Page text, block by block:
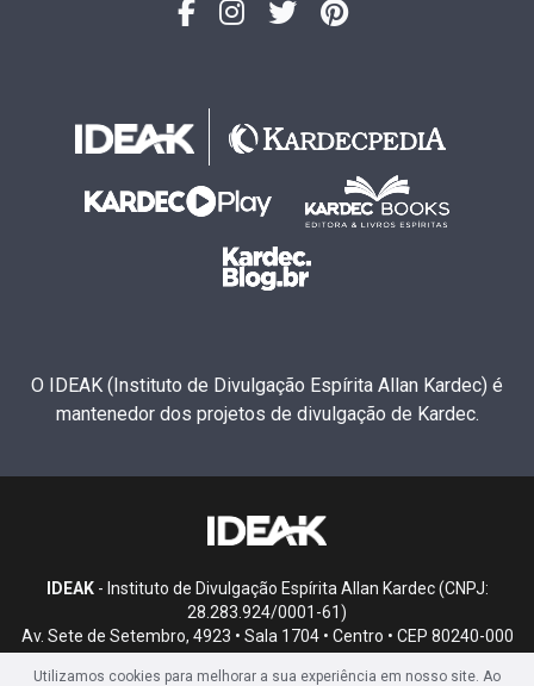
O IDEAK (Instituto de Divulgação Espírita Allan Kardec) é
mantenedor dos projetos de divulgação de Kardec.
IDEAK- Instituto de Divulgação Espírita Allan Kardec (CNPJ:
28.283.924/0001-61)
Av. Sete de Setembro, 4923 • Sala 1704 • Centro • CEP 80240-000
Utilizamos cookies para melhorar a sua experiência em nosso site. Ao